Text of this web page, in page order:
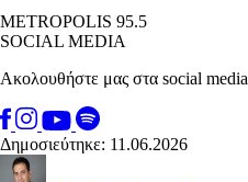
METROPOLIS 95.5
SOCIAL MEDIA
Ακολουθήστε μας στα social media
Δημοσιεύτηκε: 11.06.2026